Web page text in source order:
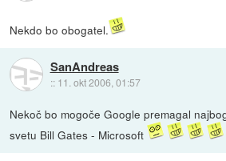
Nekdo bo obogatel.
SanAndreas
:: 11. okt 2006, 01:57
Nekoč bo mogoče Google premagal
svetu Bill Gates - Microsoft